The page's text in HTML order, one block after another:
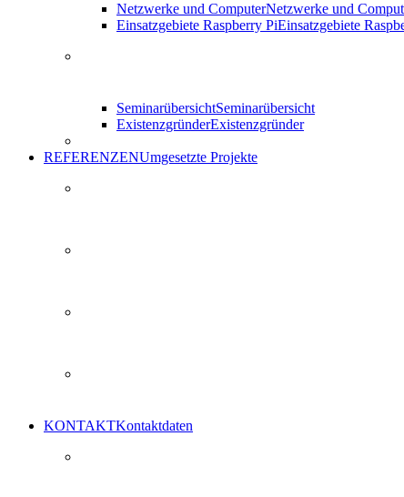
Netzwerke und ComputerNetzwerke und
Einsatzgebiete Raspberry PiEinsatzgebiete
SeminarübersichtSeminarübersicht
ExistenzgründerExistenzgründer
REFERENZENUmgesetzte Projekte
KONTAKTKontaktdaten